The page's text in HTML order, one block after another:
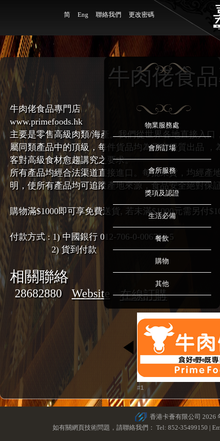
简 Eng 聯絡我們 更改密碼
物業服務處
會所訂場
會所服務
獎項及認證
生活必備
餐飲
購物
其他
牛肉佬食
牛肉佬食品專門店
www.primefoods.hk
主要是零售高級肉類/海產。我們從世界各地直接入
屬同類產品中的頂級，每件貨品均為原廠優質出品
客對高級食材愈趨講究之要求。
所有產品均經合法渠道直接進口。每批來貨，均經產
明，使所有產品均可追蹤產地來源，食品安全絕對保
購物滿$1000即可享免費送貨, 若未滿$1000元需另付
付款方式 : 1) 中國銀行 012-706-0-006766-5
2) 貨到付款
相關聯絡
28682880 Website 在線訂購
#1
香港卡薈有限公司 2026
如有關網頁技術問題，請聯絡我們： Tel: 852-35499150 |